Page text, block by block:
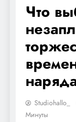
Что
Studiohallo_
Минуты